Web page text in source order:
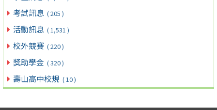
考試訊息 ( 205 )
活動訊息 ( 1,531 )
校外競賽 ( 220 )
獎助學金 ( 320 )
壽山高中校規 ( 10 )